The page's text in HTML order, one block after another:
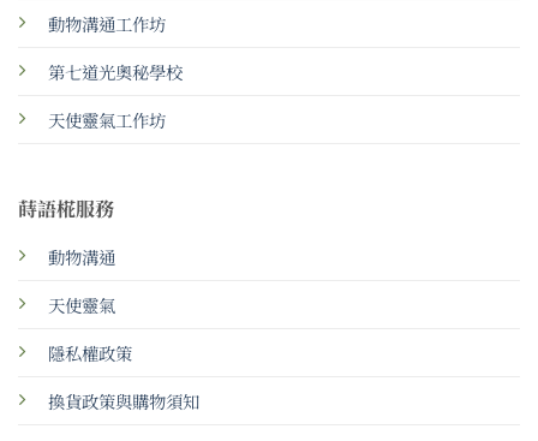
動物溝通工作坊
第七道光奧秘學校
天使靈氣工作坊
蒔語椛服務
動物溝通
天使靈氣
隱私權政策
換貨政策與購物須知